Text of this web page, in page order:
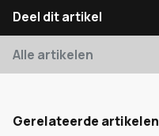
Deel dit artikel
Alle artikelen
Gerelateerde artikelen